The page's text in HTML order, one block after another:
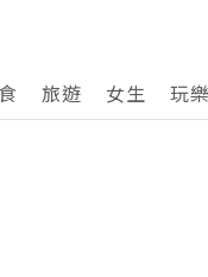
旅遊 女生 玩樂